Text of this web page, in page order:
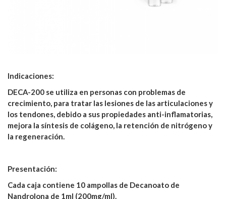
Indicaciones:
DECA-200 se utiliza en personas con problemas de
crecimiento, para tratar las lesiones de las articulaciones y
los tendones, debido a sus propiedades anti-inflamatorias,
mejora la síntesis de colágeno, la retención de nitrógeno y
la regeneración.
Presentación:
Cada caja contiene 10 ampollas de Decanoato de
Nandrolona de 1ml (200mg/ml).